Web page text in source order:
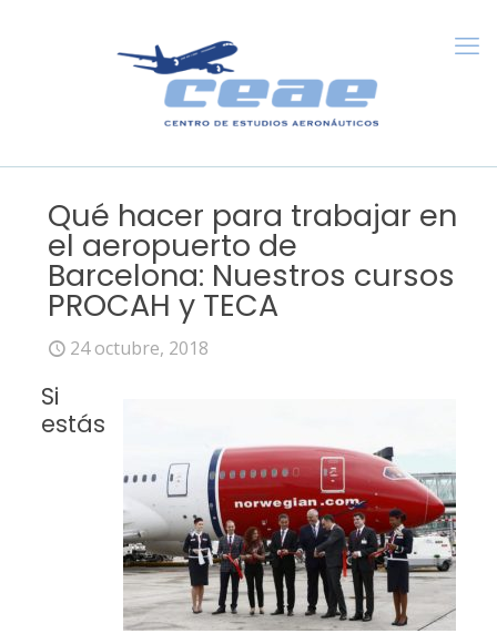
Qué hacer para trabajar en
el aeropuerto de
Barcelona: Nuestros cursos
PROCAH y TECA
24 octubre, 2018
Si
estás